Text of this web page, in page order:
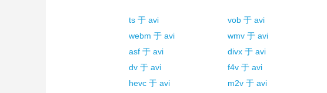
ts 于 avi vob 于 avi
webm 于 avi wmv 于 avi
asf 于 avi divx 于 avi
dv 于 avi f4v 于 avi
hevc 于 avi m2v 于 avi